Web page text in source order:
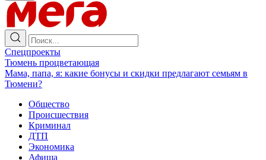
Спецпроекты
Тюмень процветающая
Мама, папа, я: какие бонусы и скидки предлагают семьям в
Тюмени?
Общество
Происшествия
Криминал
ДТП
Экономика
Афиша